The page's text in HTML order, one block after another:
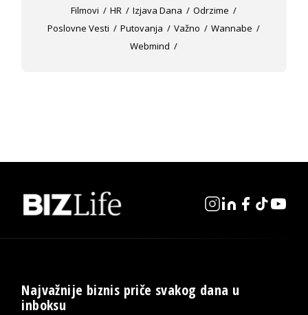
Filmovi
HR Izjava Dana
Odrzime
Poslovne Vesti
Putovanja Važno
Wannabe
Webmind
Najvažnije biznis priče svakog dana u
inboksu